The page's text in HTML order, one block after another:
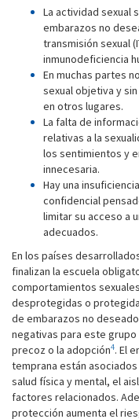
La actividad sexual
embarazos no
transmisión sexual
inmunodeficiencia
En muchas partes
sexual objetiva y
en otros lugares.
La falta de
relativas a la
los sentimientos y
innecesaria.
Hay una
confidencial
limitar su acceso a
adecuados.
En los países
finalizan la escuela
comportamientos
desprotegidas o
de embarazos no
negativas para este
precoz o la adopción4. El
temprana están
salud física y mental, el
factores relacionados.
protección aumenta el